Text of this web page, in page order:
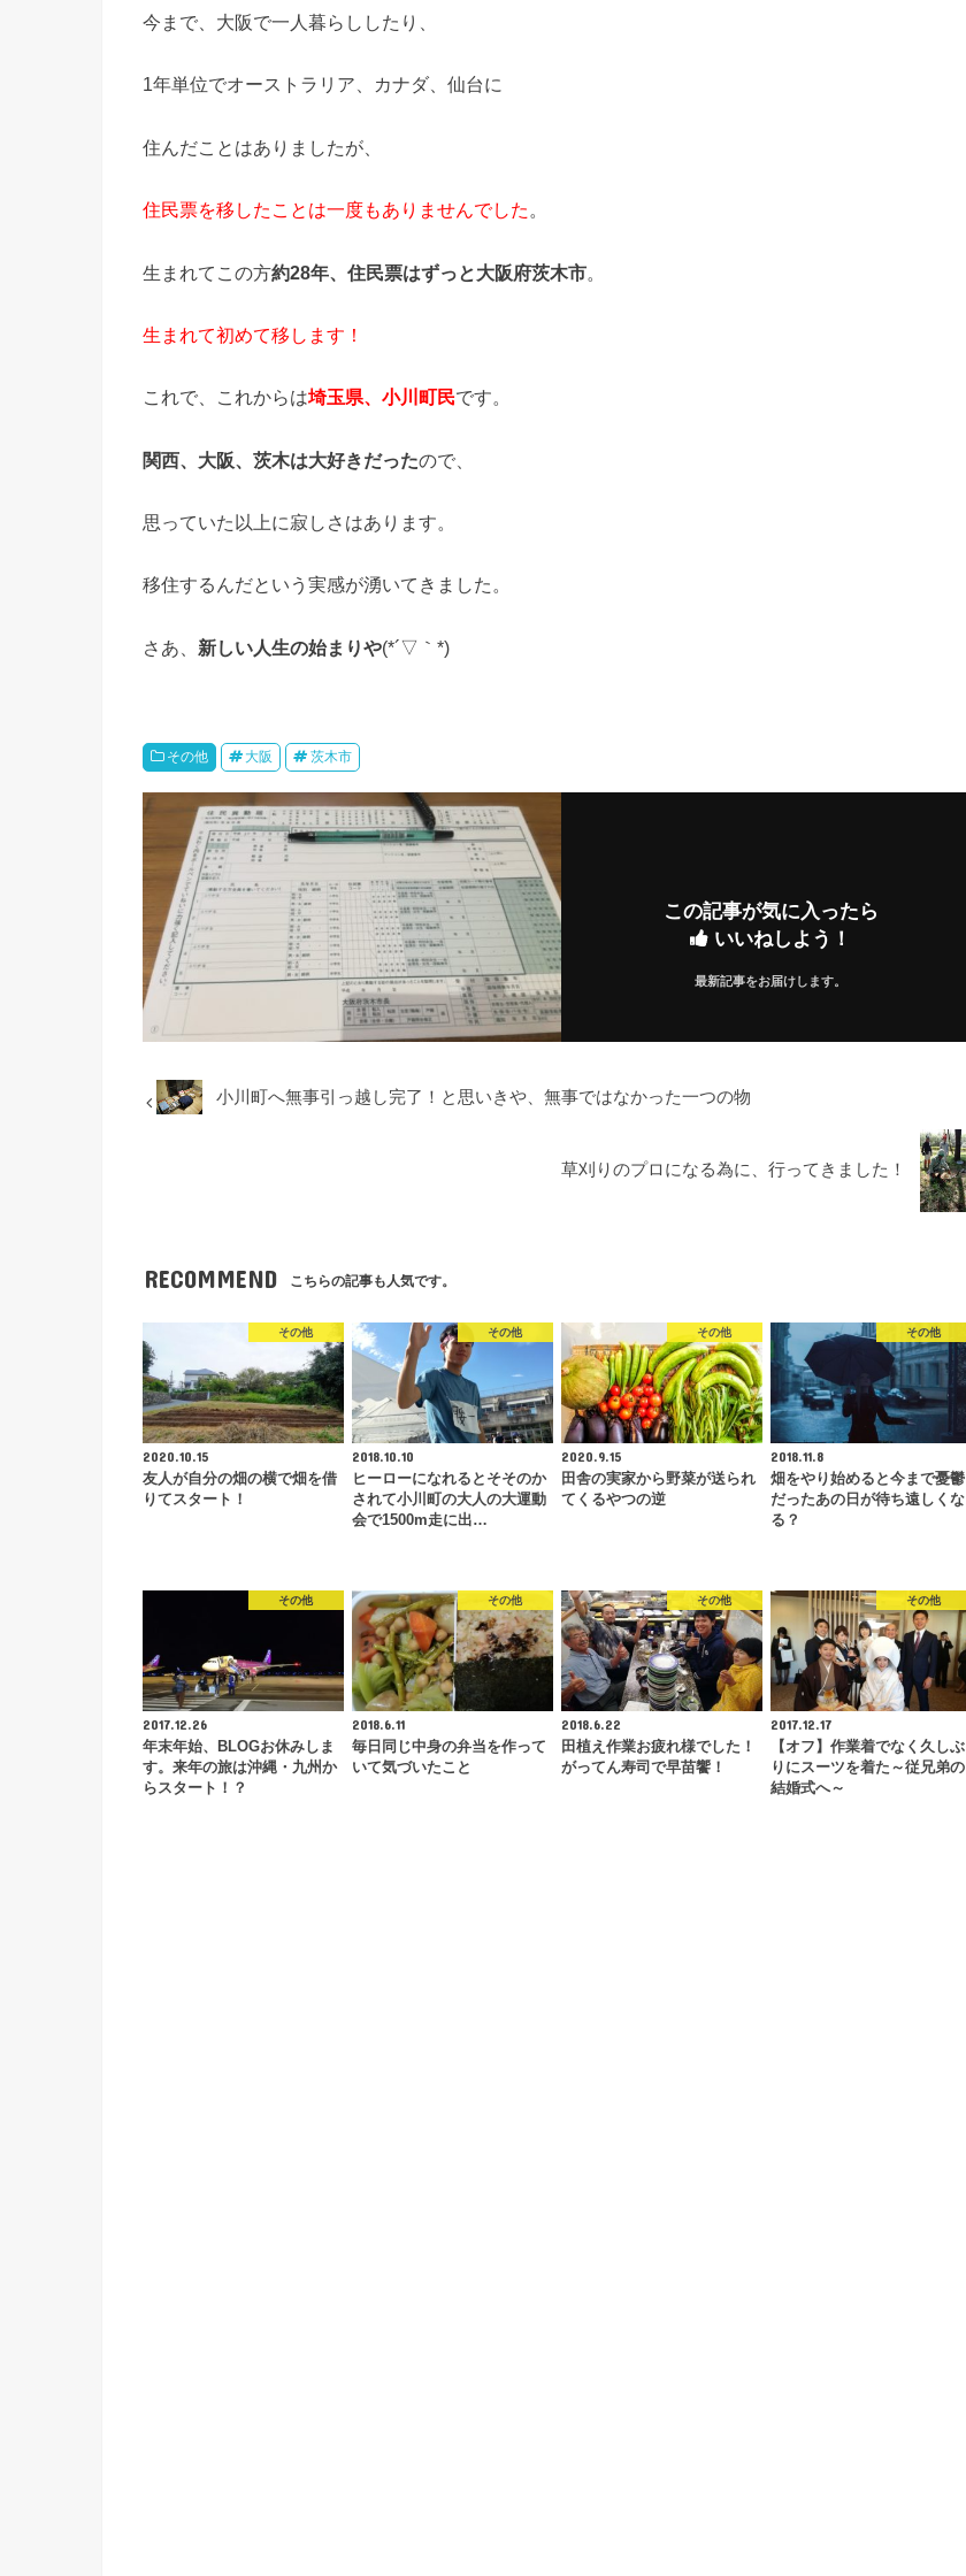
今まで、大阪で一人暮らししたり、
1年単位でオーストラリア、カナダ、仙台に
住んだことはありましたが、
住民票を移したことは一度もありませんでした 。
生まれてこの方約28年、住民票はずっと大阪府茨木市
生まれて初めて移します！
これで、これからは埼玉県、小川町民です。
関西、大阪、茨木は大好きだったので、
思っていた以上に寂しさはあります。
移住するんだという実感が湧いてきました。
さあ、 新しい人生の始まりや(*´▽｀*)
その他 大阪 茨木市
この記事が気に入ったら
いいねしよう！
最新記事をお届けします。
小川町へ無事引っ越し完了！と思いきや、無事ではなかった一つの物
草刈りのプロになる為に、行ってきました！
RECOMMEND こちらの記事も人気です。
その他
2020.10.15
友人が自分の畑の横で畑を借
りてスタート！
その他
2018.10.10
ヒーローになれるとそそのか
されて小川町の大人の大運動
会で1500m走に出…
その他
2020.9.15
田舎の実家から野菜が送られ
てくるやつの逆
その他
2018.11.8
畑をやり始めると今まで憂鬱
だったあの日が待ち遠しくな
る？
その他
2017.12.26
年末年始、BLOGお休みしま
す。来年の旅は沖縄・九州か
らスタート！？
その他
2018.6.11
毎日同じ中身の弁当を作って
いて気づいたこと
その他
2018.6.22
田植え作業お疲れ様でした！
がってん寿司で早苗饗！
その他
2017.12.17
【オフ】作業着でなく久しぶ
りにスーツを着た～従兄弟の
結婚式へ～